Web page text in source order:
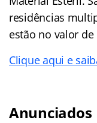
residências
estão no valor de
Clique aqui e
Anunciados